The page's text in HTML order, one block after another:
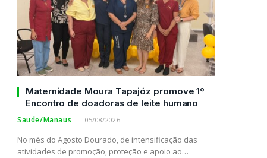
Maternidade Moura Tapajóz promove 1º
Encontro de doadoras de leite humano
Saude/Manaus 05/08/2026
No mês do Agosto Dourado, de intensificação das
atividades de promoção, proteção e apoio ao…